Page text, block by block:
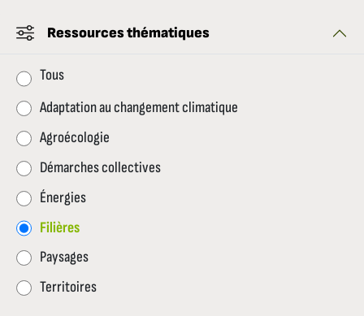
Ressources thématiques
Tous
Adaptation au changement climatique
Agroécologie
Démarches collectives
Énergies
Filières
Paysages
Territoires